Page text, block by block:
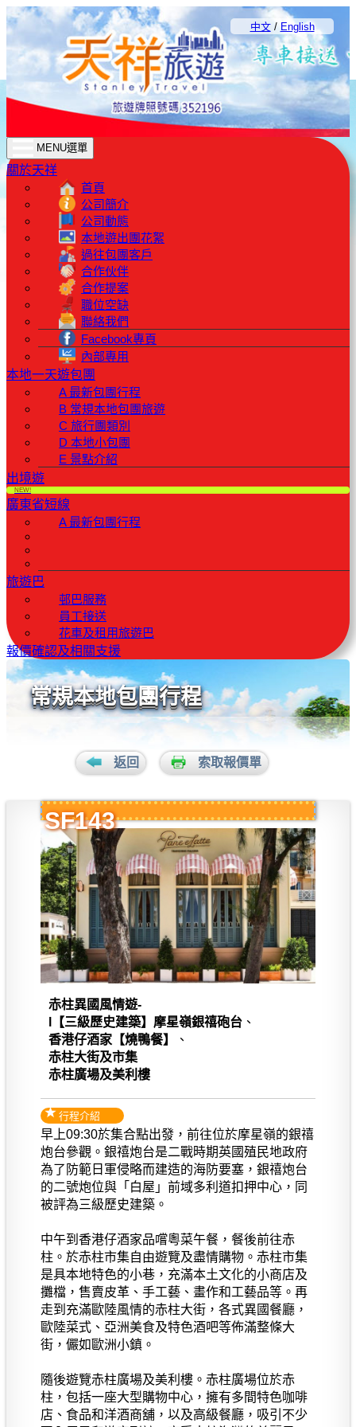
中文/ English
MENU選單
關於天祥
首頁
公司簡介
公司動態
本地遊出團花絮
過往包團客戶
合作伙伴
合作提案
職位空缺
聯絡我們
Facebook專頁
內部專用
本地一天遊包團
A 最新包團行程
B 常規本地包團旅遊
C 旅行團類別
D 本地小包團
E 景點介紹
出境遊
NEW!
廣東省短線
A 最新包團行程
旅遊巴
邨巴服務
員工接送
花車及租用旅遊巴
報價確認及相關支援
常規本地包團行程
返回 索取報價單
SF143
赤柱異國風情遊-
l【三級歷史建築】摩星嶺銀禧砲台 、
香港仔酒家【燒鴨餐】
、
赤柱大街及市集
赤柱廣場及美利樓
行程介紹
早上09:30於集合點出發，前往位於摩星嶺的銀禧
炮台參觀。銀禧炮台是二戰時期英國殖民地政府
為了防範日軍侵略而建造的海防要塞，銀禧炮台
的二號炮位與「白屋」前域多利道扣押中心，同
被評為三級歷史建築。
中午到香港仔酒家品嚐粵菜午餐，餐後前往赤
柱。於赤柱市集自由遊覽及盡情購物。赤柱市集
是具本地特色的小巷，充滿本土文化的小商店及
攤檔，售賣皮革、手工藝、畫作和工藝品等。再
走到充滿歐陸風情的赤柱大街，各式異國餐廳，
歐陸菜式、亞洲美食及特色酒吧等佈滿整條大
街，儼如歐洲小鎮。
隨後遊覽赤柱廣場及美利樓。赤柱廣場位於赤
柱，包括一座大型購物中心，擁有多間特色咖啡
店、食品和洋酒商舖，以及高級餐廳，吸引不少